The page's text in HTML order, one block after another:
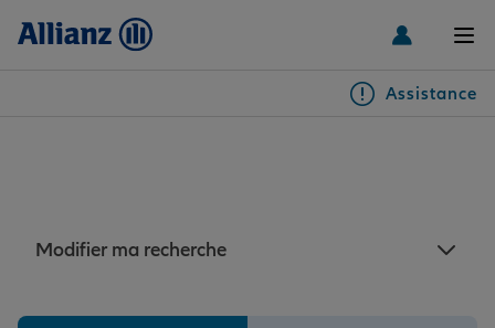
Assistance
Modifier ma recherche